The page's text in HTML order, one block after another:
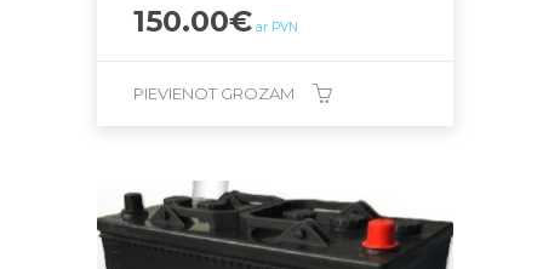
150.00€ ar PVN
PIEVIENOT GROZAM